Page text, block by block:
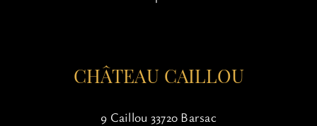
CHÂTEAU CAILLOU
9 Caillou 33720 Barsac